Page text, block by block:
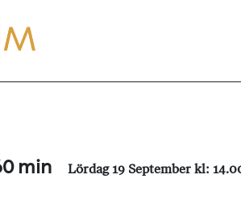
min Lördag 19 September kl: